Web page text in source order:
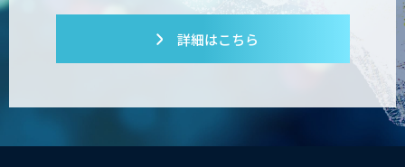
詳細はこちら